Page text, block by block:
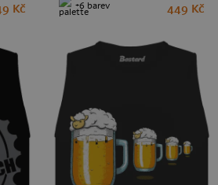
Kč +6 barev 449 Kč